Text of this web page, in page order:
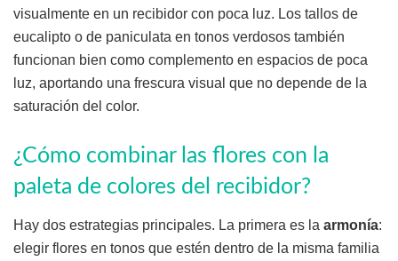
visualmente en un recibidor con poca luz. Los tallos de
eucalipto o de paniculata en tonos verdosos también
funcionan bien como complemento en espacios de poca
luz, aportando una frescura visual que no depende de la
saturación del color.
¿Cómo combinar las flores con la
paleta de colores del recibidor?
Hay dos estrategias principales. La primera es la armonía:
elegir flores en tonos que estén dentro de la misma familia